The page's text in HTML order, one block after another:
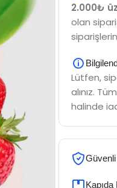
2.000₺
olan
Lütfen,
alınız.
halinde